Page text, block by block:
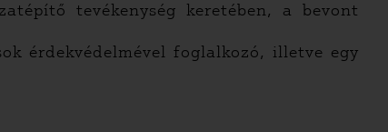
tevékenység keretében, a bevont
érdekvédelmével foglalkozó, illetve egy